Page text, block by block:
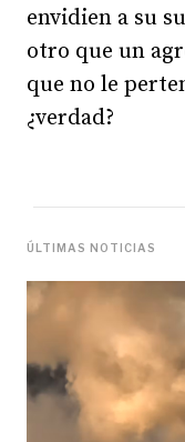
envidien a su
otro que un
que no le
¿verdad?
ÚLTIMAS NOTICIAS